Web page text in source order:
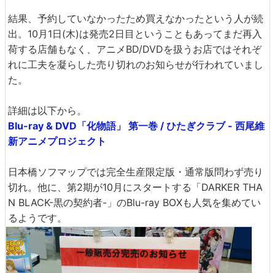
結果、予約していなかったため買えなかったという人が続
出。10月1日(木)は発売2日目ということもあってまだ再入
荷する店舗もなく、アニメBD/DVDを扱うお店ではそれぞ
れに工夫を凝らした売り切れのお知らせが行われていまし
た。
詳細は以下から。
Blu-ray & DVD「化物語」 第一巻 / ひたぎクラブ - 西尾維
新アニメプロジェクト
日本橋ソフマップでは完全生産限定版・通常版問わず売り
切れ。他に、第2期が10月にスタートする「DARKER THA
N BLACK-黒の契約者-」のBlu-ray BOXも人気を集めてい
るようです。